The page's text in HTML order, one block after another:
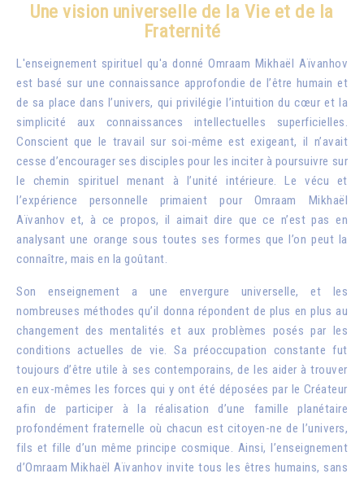
Une vision universelle de la Vie et de la
Fraternité
L'enseignement spirituel qu'a donnéOmraam Mikhaël Aïvanhov
est basé sur une connaissance approfondie de l’être humain et
de sa place dans l’univers, qui privilégie l’intuition du cœur et la
simplicité aux connaissances intellectuelles superficielles.
Conscient que le travail sur soi-même est exigeant, il n’avait
cesse d’encourager ses disciples pour les inciter à poursuivre sur
le chemin spirituel menant à l’unité intérieure. Le vécu et
l’expérience personnelle primaient pour Omraam Mikhaël
Aïvanhov et, à ce propos, il aimait dire que ce n’est pas en
analysant une orange sous toutes ses formes que l’on peut la
connaître, mais en la goûtant.
Son enseignement a une envergure universelle, et les
nombreuses méthodes qu’il donna répondent de plus en plus au
changement des mentalités et aux problèmes posés par les
conditions actuelles de vie. Sa préoccupation constante fut
toujours d’être utile à ses contemporains, de les aider à trouver
en eux-mêmes les forces qui y ont été déposées par le Créateur
afin de participer à la réalisation d’une famille planétaire
profondément fraternelle où chacun est citoyen-ne de l’univers,
fils et fille d’un même principe cosmique. Ainsi, l’enseignement
d’Omraam Mikhaël Aïvanhov invite tous les êtres humains, sans